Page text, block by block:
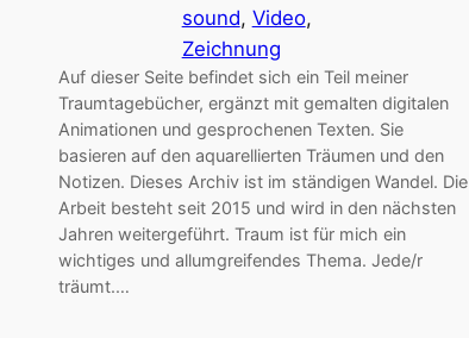
sound, Video
Zeichnung
Auf dieser Seite befindet sich ein Teil meiner
Traumtagebücher, ergänzt mit gemalten digitalen
Animationen und gesprochenen Texten. Sie
basieren auf den aquarellierten Träumen und den
Notizen. Dieses Archiv ist im ständigen Wandel. Die
Arbeit besteht seit 2015 und wird in den nächsten
Jahren weitergeführt. Traum ist für mich ein
wichtiges und allumgreifendes Thema. Jede/r
träumt.…